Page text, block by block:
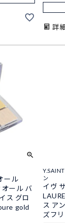
詳
ール
ール バ
ス グロ
gold
ン
イヴ
ス ア
ズフ